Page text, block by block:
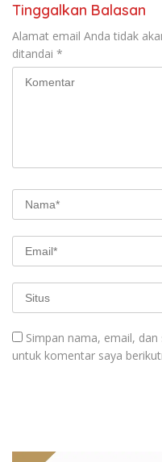
Tinggalkan Balasan
Alamat email Anda tidak
ditandai *
Simpan nama, email,
untuk komentar saya